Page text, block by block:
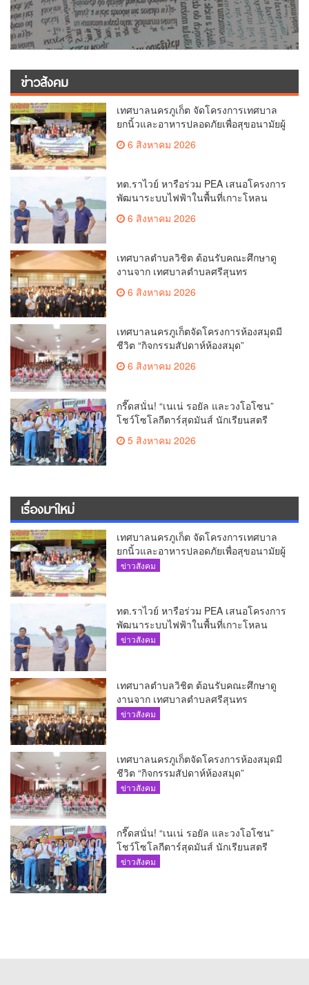
ข่าวสังคม
เทศบาลนครภูเก็ต จัดโครงการเทศบาล
ยกนิ้วและอาหารปลอดภัยเพื่อสุขอนามัยผู้
6 สิงหาคม 2026
ทต.ราไวย์ หารือร่วม PEA เสนอโครงการ
พัฒนาระบบไฟฟ้าในพื้นที่เกาะโหลน
6 สิงหาคม 2026
เทศบาลตำบลวิชิต ต้อนรับคณะศึกษาดู
งานจาก เทศบาลตำบลศรีสุนทร
6 สิงหาคม 2026
เทศบาลนครภูเก็ตจัดโครงการห้องสมุดมี
ชีวิต “กิจกรรมสัปดาห์ห้องสมุด”
6 สิงหาคม 2026
กรี๊ดสนั่น! “เนเน่ รอยัล และวงโอโซน”
โชว์โซโลกีตาร์สุดมันส์ นักเรียนสตรี
5 สิงหาคม 2026
เรื่องมาใหม่
เทศบาลนครภูเก็ต จัดโครงการเทศบาล
ยกนิ้วและอาหารปลอดภัยเพื่อสุขอนามัยผู้
บริโภค
ข่าวสังคม
ทต.ราไวย์ หารือร่วม PEA เสนอโครงการ
พัฒนาระบบไฟฟ้าในพื้นที่เกาะโหลน
ข่าวสังคม
เทศบาลตำบลวิชิต ต้อนรับคณะศึกษาดู
งานจาก เทศบาลตำบลศรีสุนทร
ข่าวสังคม
เทศบาลนครภูเก็ตจัดโครงการห้องสมุดมี
ชีวิต “กิจกรรมสัปดาห์ห้องสมุด”
ข่าวสังคม
กรี๊ดสนั่น! “เนเน่ รอยัล และวงโอโซน”
โชว์โซโลกีตาร์สุดมันส์ นักเรียนสตรี
ภูเก็ตนั่งไม่ติด ทั้งเต้น-ร้อง
ข่าวสังคม